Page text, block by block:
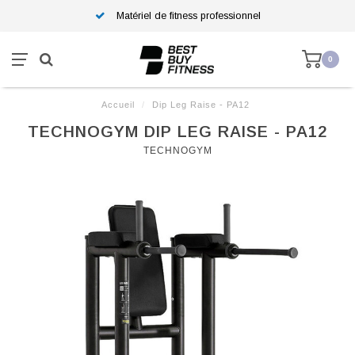
Matériel de fitness professionnel
0
Accueil / Dip Leg Raise - PA12
TECHNOGYM DIP LEG RAISE - PA12
TECHNOGYM